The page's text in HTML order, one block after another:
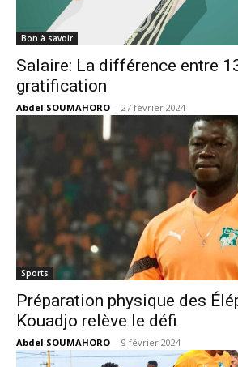
Bon à savoir
Salaire: La différence entre
gratification
Abdel SOUMAHORO - 27 février 2024
Sports
Préparation physique des
Kouadjo relève le défi
Abdel SOUMAHORO - 9 février 2024